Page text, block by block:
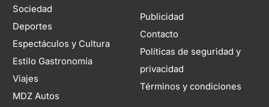
Sociedad
Deportes
Espectáculos y Cultura
Estilo Gastronomía
Viajes
MDZ Autos
Publicidad
Contacto
Políticas de seguridad y
privacidad
Términos y condiciones